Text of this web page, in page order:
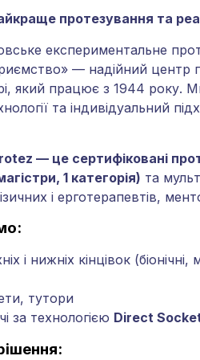
протезування та
експериментальне
— надійний центр
який працює з 1944 року.
та індивідуальний
— це сертифіковані
1 категорія) та
і ерготерапевтів,
і нижніх кінцівок (біонічні,
тутори
за технологією Direct